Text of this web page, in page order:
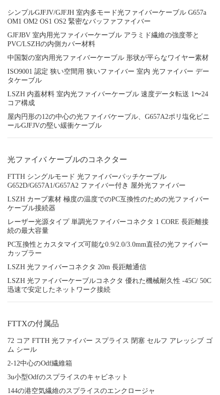
シンプルGJFJV/GJFJH 室内多モード光ファイバーケーブル G657a
OM1 OM2 OS1 OS2 緊密なバッファファイバー
GJFJBV 室内用光ファイバーケーブル アラミド繊維の強度帯と
PVC/LSZHの内側カバー材料
中国製の室内用光ファイバーケーブル 形状が平らなワイヤー素材
ISO9001 認定 狭い空間用 狭いファイバー 室内 光ファイバー デー
タケーブル
LSZH 内蓋材料 室内光ファイバーケーブル 速度データ転送 1〜24
コア構成
屋内円形の12の中心の光ファイバケーブル、G657A2ポリ塩化ビニ
ールGJFJVの堅い緩衝ケーブル
光ファイバ ケーブルのコネクター
FTTH シングルモード 光ファイバーパッチケーブル
G652D/G657A1/G657A2 ファイバー付き 屋外光ファイバー
LSZH カーブ素材 極度の温度でのPC互換性のための光ファイバー
ケーブル接続器
レーザー光源タイプ 単調光ファイバーコネクタ 1 CORE 長距離接
続の最大容量
PC互換性とカスタマイズ可能な0.9/2.0/3.0mm直径の光ファイバー
カップラー
LSZH 光ファイバーコネクタ 20m 長距離通信
LSZH 光ファイバーケーブルコネクタ 優れた機械耐久性 -45C/ 50C
迅速で安定したネットワーク接続
FTTXの付属品
72 コア FTTH 光ファイバー スプライス 閉塞 セルフ アレッシブ ゴ
ム シール
2-12中心のOdf繊維箱
3u小型Odfのスプライスのキャビネット
144の港空気繊維のスプライスのエンクロージャ